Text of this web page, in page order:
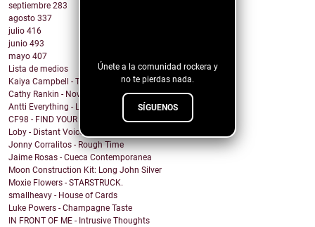
Únete a la comunidad rockera y
no te pierdas nada.
SÍGUENOS
septiembre 283
agosto 337
julio 416
junio 493
mayo 407
Lista de medios
Kaiya Campbell - Turn out the Lights
Cathy Rankin - Now You've Gone
Antti Everything - Lost My Way
CF98 - FIND YOUR OWN WAY
Loby - Distant Voices
Jonny Corralitos - Rough Time
Jaime Rosas - Cueca Contemporanea
Moon Construction Kit: Long John Silver
Moxie Flowers - STARSTRUCK.
smallheavy - House of Cards
Luke Powers - Champagne Taste
IN FRONT OF ME - Intrusive Thoughts